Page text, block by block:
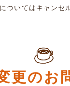
ついてはキャンセ
更のお